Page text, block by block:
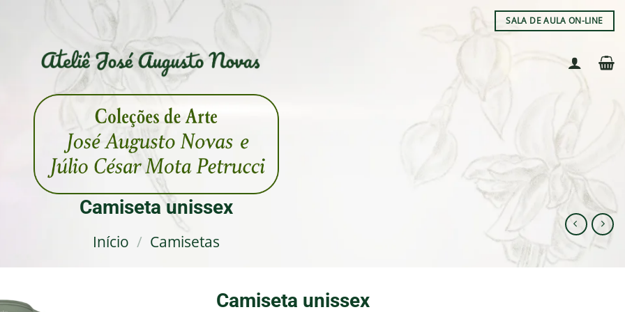
SALA DE AULA ON-LINE
Camiseta unissex
Início / Camisetas
Camiseta unissex